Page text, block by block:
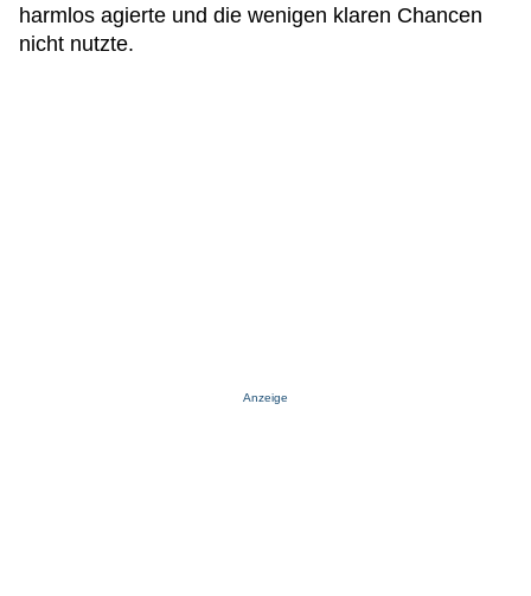
harmlos agierte und die wenigen klaren Chancen
nicht nutzte.
Anzeige